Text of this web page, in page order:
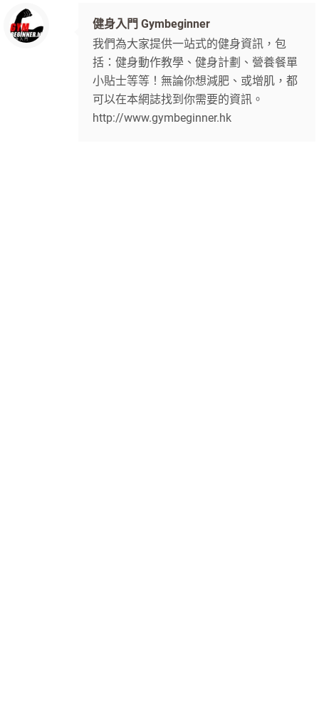
健身入門 Gymbeginner
我們為大家提供一站式的健身資訊，包
括：健身動作教學、健身計劃、營養餐單
小貼士等等！無論你想減肥、或增肌，都
可以在本網誌找到你需要的資訊。
http://www.gymbeginner.hk